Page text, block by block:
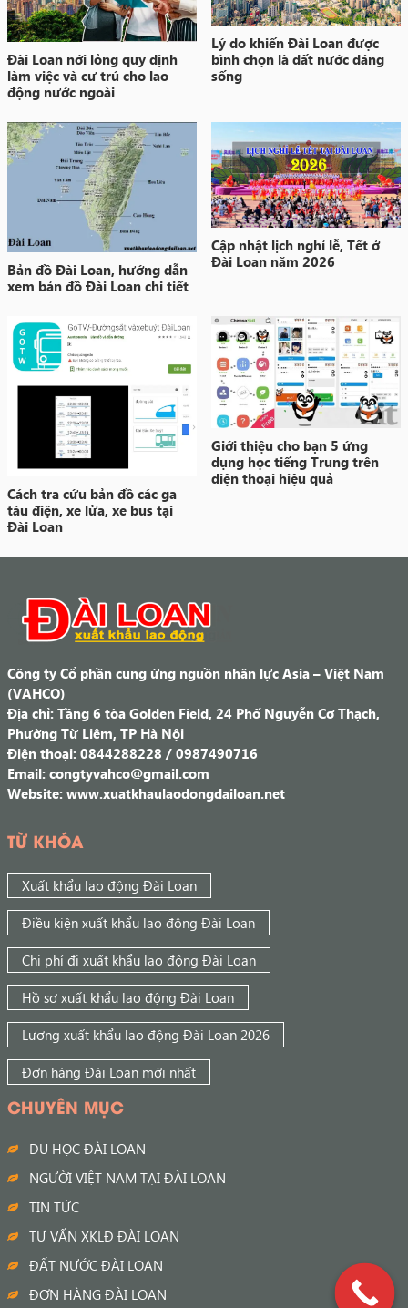
Đài Loan nới lỏng quy định
làm việc và cư trú cho lao
động nước ngoài
Lý do khiến Đài Loan được
bình chọn là đất nước đáng
sống
Bản đồ Đài Loan, hướng dẫn
xem bản đồ Đài Loan chi tiết
Cập nhật lịch nghỉ lễ, Tết ở
Đài Loan năm 2026
Cách tra cứu bản đồ các ga
tàu điện, xe lửa, xe bus tại
Đài Loan
Giới thiệu cho bạn 5 ứng
dụng học tiếng Trung trên
điện thoại hiệu quả
Công ty Cổ phần cung ứng nguồn nhân lực Asia – Việt Nam
(VAHCO)
Địa chỉ: Tầng 6 tòa Golden Field, 24 Phố Nguyễn Cơ Thạch,
Phường Từ Liêm, TP Hà Nội
Điện thoại: 0844288228 / 0987490716
Email: congtyvahco@gmail.com
Website: www.xuatkhaulaodongdailoan.net
TỪ KHÓA
Xuất khẩu lao động Đài Loan
Điều kiện xuất khẩu lao động Đài Loan
Chi phí đi xuất khẩu lao động Đài Loan
Hồ sơ xuất khẩu lao động Đài Loan
Lương xuất khẩu lao động Đài Loan 2026
Đơn hàng Đài Loan mới nhất
CHUYÊN MỤC
DU HỌC ĐÀI LOAN
NGƯỜI VIỆT NAM TẠI ĐÀI LOAN
TIN TỨC
TƯ VẤN XKLĐ ĐÀI LOAN
ĐẤT NƯỚC ĐÀI LOAN
ĐƠN HÀNG ĐÀI LOAN